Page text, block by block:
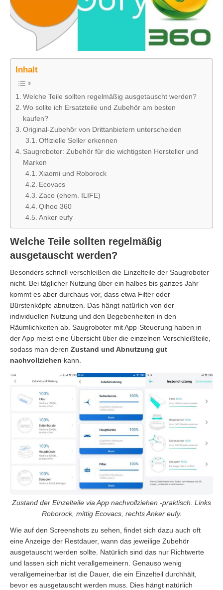
Inhalt
Welche Teile sollten regelmäßig ausgetauscht werden?
Wo sollte ich Ersatzteile und Zubehör am besten
kaufen?
Original-Zubehör von Drittanbietern unterscheiden
Offizielle Seller erkennen
Saugroboter: Zubehör für die wichtigsten Hersteller und
Marken
Xiaomi und Roborock
Ecovacs
Zaco (ehem. ILIFE)
Qihoo 360
Anker eufy
Welche Teile sollten regelmäßig
ausgetauscht werden?
Besonders schnell verschleißen die Einzelteile der Saugroboter
nicht. Bei täglicher Nutzung über ein halbes bis ganzes Jahr
kommt es aber durchaus vor, dass etwa Filter oder
Bürstenköpfe abnutzen. Das hängt natürlich von der
individuellen Nutzung und den Begebenheiten in den
Räumlichkeiten ab. Saugroboter mit App-Steuerung haben in
der App meist eine Übersicht über die einzelnen Verschleißteile,
sodass man deren Zustand und Abnutzung gut
nachvollziehen kann.
Zustand der Einzelteile via App nachvollziehen -praktisch. Links
Roborock, mittig Ecovacs, rechts Anker eufy.
Wie auf den Screenshots zu sehen, findet sich dazu auch oft
eine Anzeige der Restdauer, wann das jeweilige Zubehör
ausgetauscht werden sollte. Natürlich sind das nur Richtwerte
und lassen sich nicht verallgemeinern. Genauso wenig
verallgemeinerbar ist die Dauer, die ein Einzelteil durchhält,
bevor es ausgetauscht werden muss. Dies hängt natürlich